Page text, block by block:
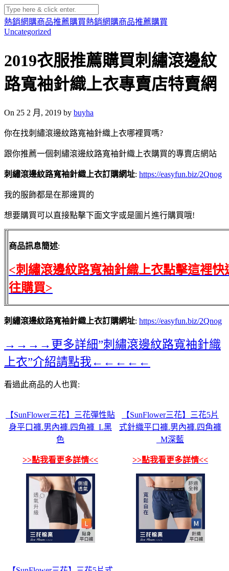
熱銷網購商品推薦購買熱銷網購商品推薦購買
Uncategorized
2019衣服推薦購買刺繡滾邊紋
路寬袖針織上衣專賣店特賣網
On 25 2 月, 2019 by buyha
你在找刺繡滾邊紋路寬袖針織上衣哪裡買嗎?
跟你推薦一個刺繡滾邊紋路寬袖針織上衣購買的專賣店網站
刺繡滾邊紋路寬袖針織上衣訂購網址: https://easyfun.biz/2Qnog
我的服飾都是在那邊買的
想要購買可以直接點擊下面文字或是圖片進行購買哦!
商品訊息簡述:
<刺繡滾邊紋路寬袖針織上衣點擊這裡快
往購買>
刺繡滾邊紋路寬袖針織上衣訂購網址: https://easyfun.biz/2Qnog
→→→→更多詳細”刺繡滾邊紋路寬袖針織
上衣”介紹請點我←←←←←
看過此商品的人也買:
【SunFlower三花】三花彈性貼
身平口褲.男內褲.四角褲_L黑
色
>>點我看更多詳情<<
【SunFlower三花】三花5片
式針織平口褲.男內褲.四角褲
_M深藍
>>點我看更多詳情<<